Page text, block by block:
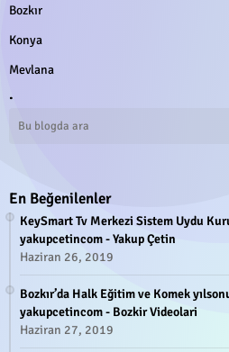
Bozkır
Konya
Mevlana
.
En Beğenilenler
KeySmart Tv Merkezi Sistem Uydu
yakupcetincom - Yakup Çetin
Haziran 26, 2019
Bozkır’da Halk Eğitim ve Komek
yakupcetincom - Bozkir Videolari
Haziran 27, 2019